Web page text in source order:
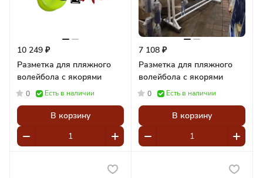
10 249 ₽
Разметка для пляжного
волейбола с якорями
0 Есть в наличии
В корзину
7 108 ₽
Разметка для пляжного
волейбола с якорями
0 Есть в наличии
В корзину